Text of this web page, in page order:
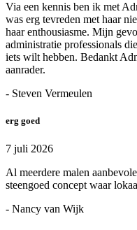
Via een kennis ben ik met
was erg tevreden met haar
haar enthousiasme. Mijn
administratie professionals
iets wilt hebben. Bedankt
aanrader.
- Steven Vermeulen
erg goed
7 juli 2026
Al meerdere malen
steengoed concept waar
- Nancy van Wijk